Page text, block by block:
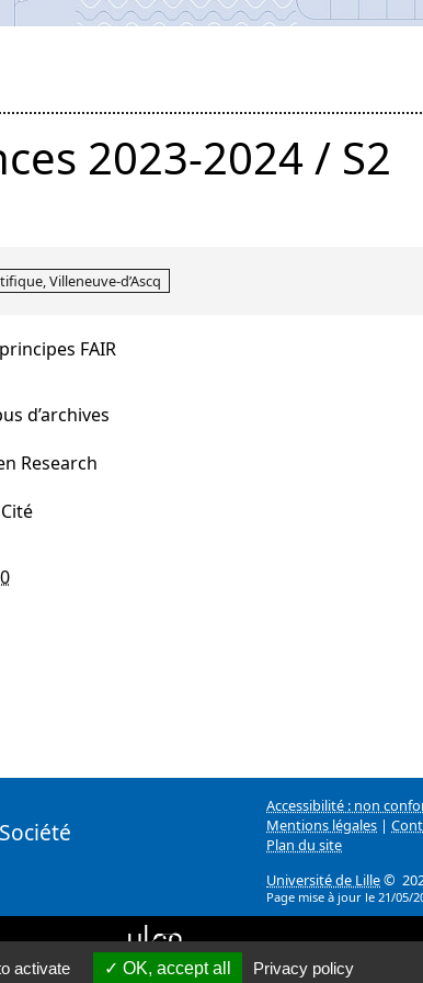
2023-2024 / S2
Villeneuve-d’Ascq
FAIR
d’archives
Research
Accessibilité : non
Mentions légales |
Plan du site
Université de Lille©
Page mise à jour le 21/05/
activate OK, accept all Privacy policy